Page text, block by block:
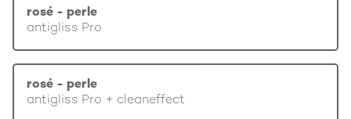
rosé - perle
antigliss Pro
rosé - perle
antigliss Pro + cleaneffect